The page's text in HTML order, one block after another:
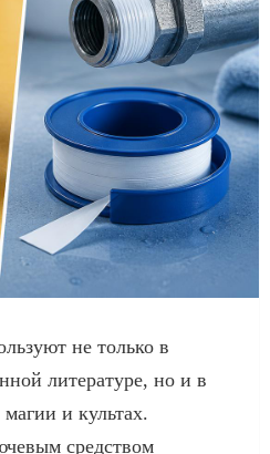
не только в
литературе, но и в
и культах.
средством